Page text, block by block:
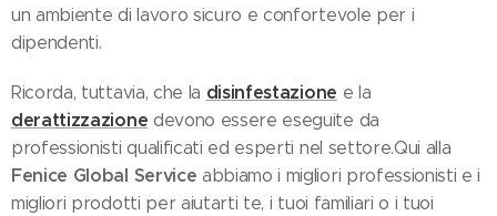
un ambiente di lavoro sicuro e confortevole per i
dipendenti.
Ricorda, tuttavia, che la disinfestazione e la
derattizzazione devono essere eseguite da
professionisti qualificati ed esperti nel settore.Qui alla
Fenice Global Service abbiamo i migliori professionisti e i
migliori prodotti per aiutarti te, i tuoi familiari o i tuoi